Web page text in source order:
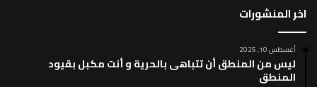
اخر المنشورات
أغسطس 10, 2025
ليس من المنطق أن تتباهى بالحرية و أنت مكبل بقيود
المنطق